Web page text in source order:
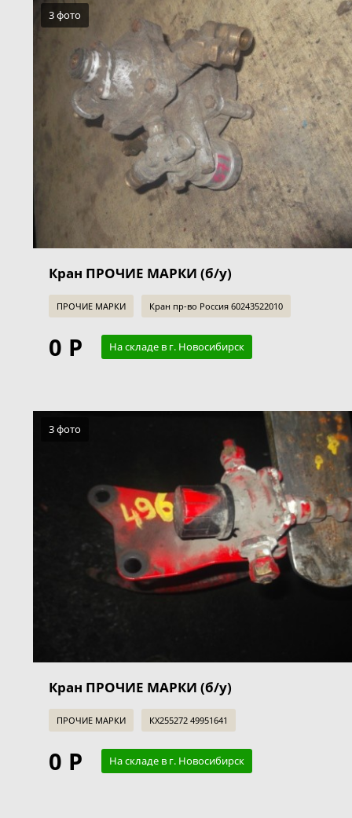
3 фото
Кран ПРОЧИЕ МАРКИ (б/у)
ПРОЧИЕ МАРКИ Кран пр-во Россия 60243522010
0 Р На складе в г. Новосибирск
3 фото
Кран ПРОЧИЕ МАРКИ (б/у)
ПРОЧИЕ МАРКИ КХ255272 49951641
0 Р На складе в г. Новосибирск